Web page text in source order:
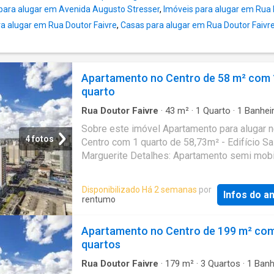
com infraestrutura completa de lazer e
comodidade:Salão de festasSala de
oportunidade para morar bem, com
alugar em Avenida Augusto Stresser, Imóveis para alugar em
alugar em Rua Doutor Faivre, Casas para alugar em Rua Doutor Faivre
4 fotos
Apartamento no Centro de 58 m² com
quarto
Rua Doutor Faivre · 43 m² · 1 Quarto · 1
Alarme
Sobre este imóvel Apartamento para alugar
Centro com 1 quarto de 58,73m² - Edifício
Marguerite Detalhes: Apartamento semi
geladeira; Área de serviço; Quarto; Banheiro
com box blindex; Aquecimento à gás.
com sistema de segurança com câmeras e
região central da cidade, entre a avenida
de Guarapuava e a rua Nilo Cairo - próximo ao
Mercado Municipal de Curitiba.
Disponibilizado Há 2 semanas por
rentumo
Infos do
Apartamento no Centro de 199 m²
quartos
Rua Doutor Faivre · 179 m² · 3 Quartos · 1